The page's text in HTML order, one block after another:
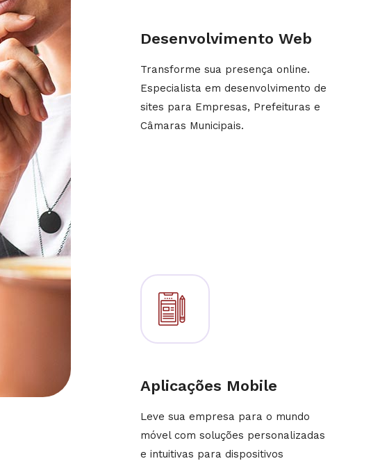
Desenvolvimento Web
Transforme sua presença online.
Especialista em desenvolvimento de
sites para Empresas, Prefeituras e
Câmaras Municipais.
Aplicações Mobile
Leve sua empresa para o mundo
móvel com soluções personalizadas
e intuitivas para dispositivos